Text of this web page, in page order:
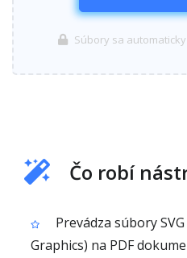
Súbory sa
Čo robí
Prevádza súbory
Graphics) na PDF